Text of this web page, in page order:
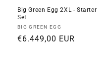
Big Green Egg 2XL - Starter
Set
Anbieter:
BIG GREEN EGG
Normaler
€6.449,00 EUR